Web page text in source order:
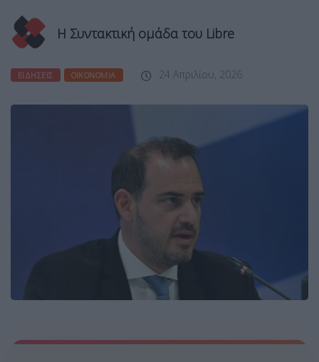
Η Συντακτική ομάδα του Libre
ΕΙΔΉΣΕΙΣ ΟΙΚΟΝΟΜΊΑ 24 Απριλίου, 2026